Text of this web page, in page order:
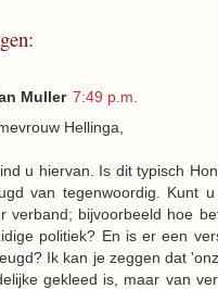
Muller 7:49 p.m.
Hellinga,
u hiervan. Is dit typisch
van tegenwoordig. Kunt
verband; bijvoorbeeld hoe
politiek? En is er een
Ik kan je zeggen dat
gekleed is, maar van